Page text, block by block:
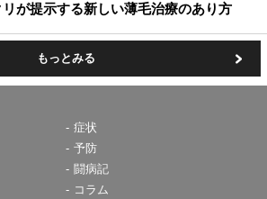
リが提示する新しい薄毛治療のあり方
もっとみる
症状
予防
闘病記
コラム